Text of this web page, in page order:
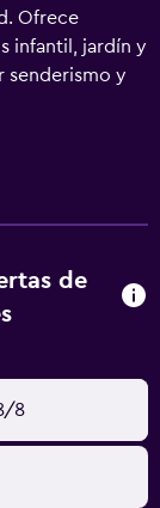
Ofrece
infantil, jardín y
senderismo y
Samson
d'Or está a 39
de
8